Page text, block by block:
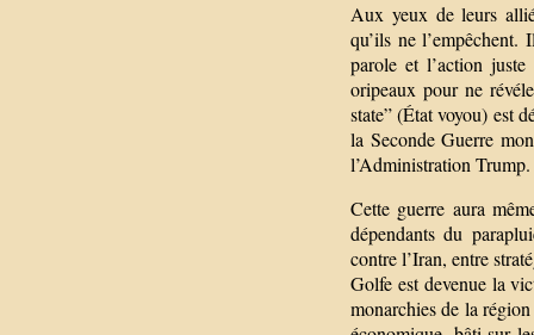
Aux yeux de leurs
qu’ils ne
parole et l’action
oripeaux pour ne
state” (État voyou) est
la Seconde Guerre
l’Administration Trump.
Cette guerre aura
dépendants du
contre l’Iran, entre
Golfe est devenue la
monarchies de la